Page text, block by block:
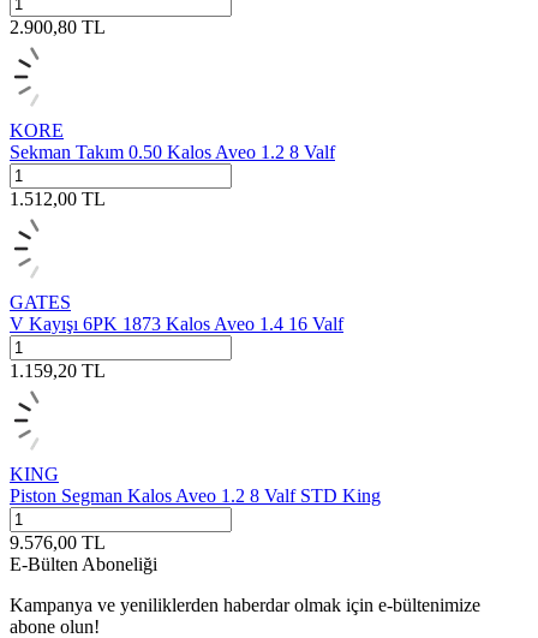
2.900,80 TL
KORE
Sekman Takım 0.50 Kalos Aveo 1.2 8 Valf
1.512,00 TL
GATES
V Kayışı 6PK 1873 Kalos Aveo 1.4 16 Valf
1.159,20 TL
KING
Piston Segman Kalos Aveo 1.2 8 Valf STD King
9.576,00 TL
E-Bülten Aboneliği
Kampanya ve yeniliklerden haberdar olmak için e-bültenimize
abone olun!